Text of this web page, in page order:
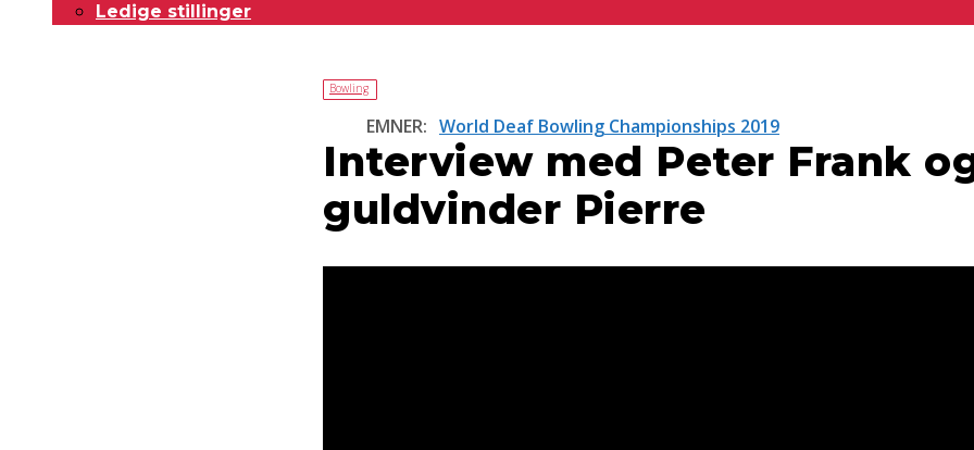
Ledige stillinger
Bowling
EMNER: World Deaf Bowling Championships 2019
Interview med Peter Frank
guldvinder Pierre